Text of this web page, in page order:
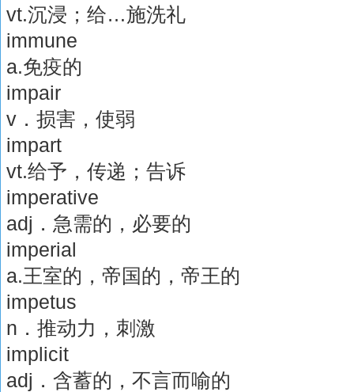
vt.沉浸；给…施洗礼
immune
a.免疫的
impair
v．损害，使弱
impart
vt.给予，传递；告诉
imperative
adj．急需的，必要的
imperial
a.王室的，帝国的，帝王的
impetus
n．推动力，刺激
implicit
adj．含蓄的，不言而喻的